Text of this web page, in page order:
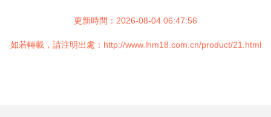
更新時間：2026-08-04 06:47:56
如若轉載，請注明出處：http://www.lhm18.com.cn/product/21.html